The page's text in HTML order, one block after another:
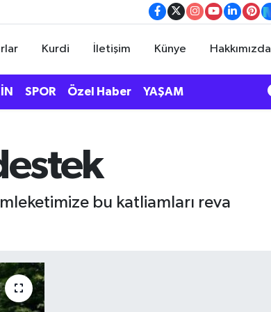
Kurdi İletişim Künye Hakkımızda
SPOR Özel Haber YAŞAM
bu katliamları reva